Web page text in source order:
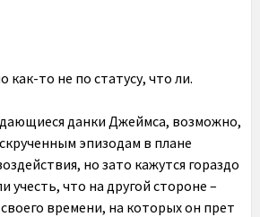
то не по статусу, что ли.
данки Джеймса, возможно,
эпизодам в плане
но зато кажутся гораздо
учесть, что на другой стороне –
времени, на которых он прет